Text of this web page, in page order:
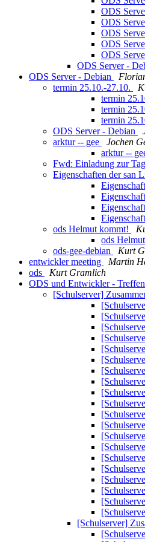
ODS
ODS
ODS
ODS
ODS
ODS Server -
ODS Server - Debian
termin 25.10.-27.10.
termin
termin
termin
ODS Server - Debian
arktur -- gee
Jochen
arktur --
Fwd: Einladung zur
Eigenschaften der san
ods Helmut kommt!
ods
ods-gee-debian
Kurt
entwickler meeting
Martin
ods
Kurt Gramlich
ODS und Entwickler - Treffen
[Schulserver]
[Schulserver]